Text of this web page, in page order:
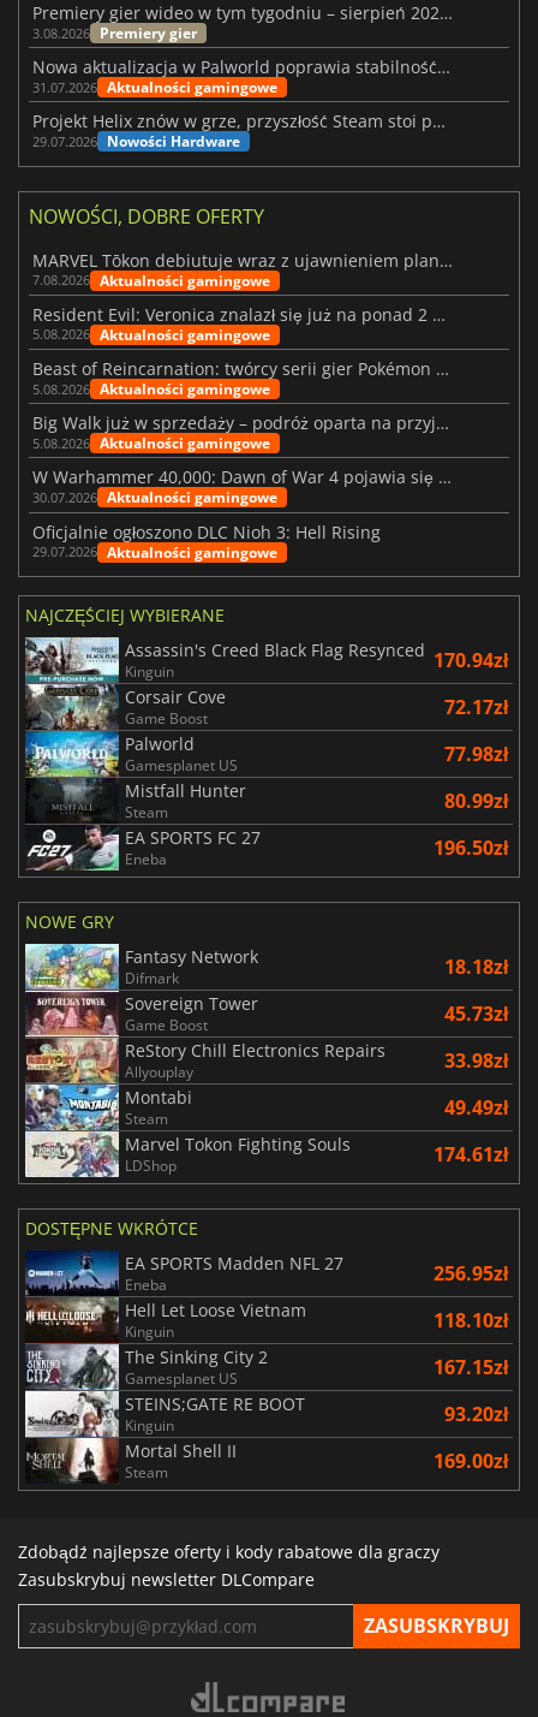
Premiery gier wideo w tym tygodniu – sierpień 2026 r. (32. tydzień)
3.08.2026 Premiery gier
Nowa aktualizacja w Palworld poprawia stabilność Sunreach i walk z bossami
31.07.2026 Aktualności gamingowe
Projekt Helix znów w grze, przyszłość Steam stoi pod znakiem zapytania
29.07.2026 Nowości Hardware
NOWOŚCI, DOBRE OFERTY
MARVEL Tōkon debiutuje wraz z ujawnieniem planu rozwoju na pierwszy rok
7.08.2026 Aktualności gamingowe
Resident Evil: Veronica znalazł się już na ponad 2 milionach list życzeń
5.08.2026 Aktualności gamingowe
Beast of Reincarnation: twórcy serii gier Pokémon wkraczają na nową ścieżkę
5.08.2026 Aktualności gamingowe
Big Walk już w sprzedaży – podróż oparta na przyjaźni
5.08.2026 Aktualności gamingowe
W Warhammer 40,000: Dawn of War 4 pojawia się frakcja Nekronów
30.07.2026 Aktualności gamingowe
Oficjalnie ogłoszono DLC Nioh 3: Hell Rising
29.07.2026 Aktualności gamingowe
NAJCZĘŚCIEJ WYBIERANE
Assassin's Creed Black Flag Resynced
Kinguin 170.94zł
Corsair Cove
Game Boost 72.17zł
Palworld
Gamesplanet US 77.98zł
Mistfall Hunter
Steam 80.99zł
EA SPORTS FC 27
Eneba 196.50zł
NOWE GRY
Fantasy Network
Difmark 18.18zł
Sovereign Tower
Game Boost 45.73zł
ReStory Chill Electronics Repairs
Allyouplay 33.98zł
Montabi
Steam 49.49zł
Marvel Tokon Fighting Souls
LDShop 174.61zł
DOSTĘPNE WKRÓTCE
EA SPORTS Madden NFL 27
Eneba 256.95zł
Hell Let Loose Vietnam
Kinguin 118.10zł
The Sinking City 2
Gamesplanet US 167.15zł
STEINS;GATE RE BOOT
Kinguin 93.20zł
Mortal Shell II
Steam 169.00zł
Zdobądź najlepsze oferty i kody rabatowe dla graczy
Zasubskrybuj newsletter DLCompare